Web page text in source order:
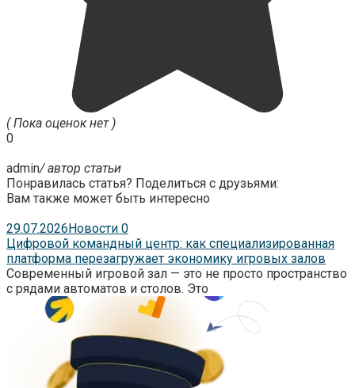
( Пока оценок нет )
0
admin/ автор статьи
Понравилась статья? Поделиться с друзьями:
Вам также может быть интересно
29.07.2026Новости 0
Цифровой командный центр: как специализированная
платформа перезагружает экономику игровых залов
Современный игровой зал — это не просто пространство
с рядами автоматов и столов. Это